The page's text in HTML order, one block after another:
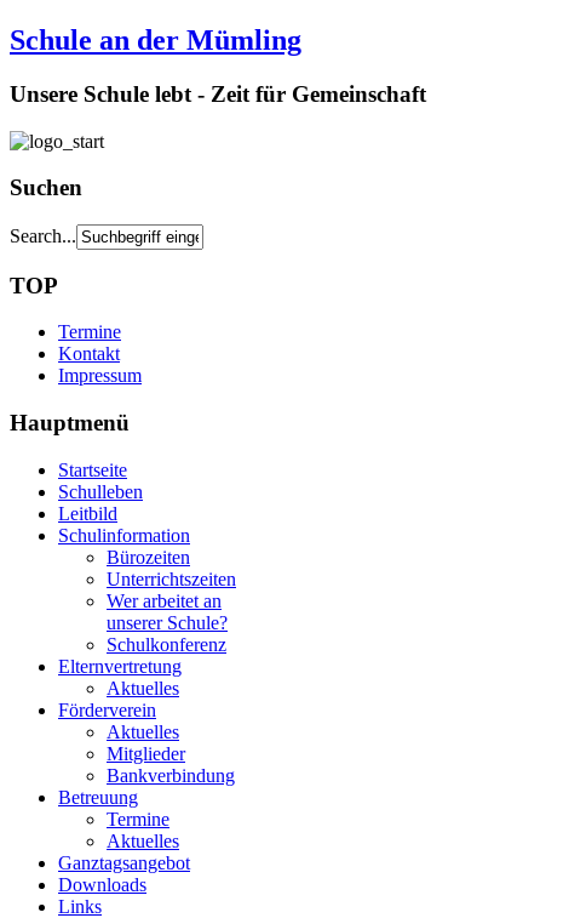
Schule an der Mümling
Unsere Schule lebt - Zeit für Gemeinschaft
Suchen
Search...
TOP
Termine
Kontakt
Impressum
Hauptmenü
Startseite
Schulleben
Leitbild
Schulinformation
Bürozeiten
Unterrichtszeiten
Wer arbeitet an
unserer Schule?
Schulkonferenz
Elternvertretung
Aktuelles
Förderverein
Aktuelles
Mitglieder
Bankverbindung
Betreuung
Termine
Aktuelles
Ganztagsangebot
Downloads
Links